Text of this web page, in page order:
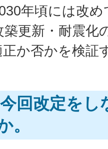
年頃には改め
更新・耐震化
正か否かを検証
今回改定を
。